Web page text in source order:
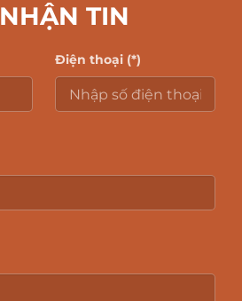
TIN
Điện thoại (*)